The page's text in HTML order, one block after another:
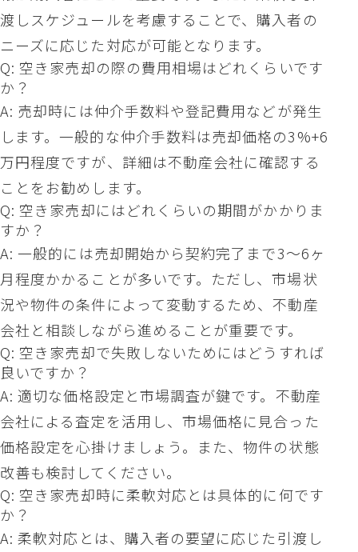
渡しスケジュールを考慮することで、購入者の
ニーズに応じた対応が可能となります。
Q: 空き家売却の際の費用相場はどれくらいです
か？
A: 売却時には仲介手数料や登記費用などが発生
します。一般的な仲介手数料は売却価格の3%+6
万円程度ですが、詳細は不動産会社に確認する
ことをお勧めします。
Q: 空き家売却にはどれくらいの期間がかかりま
すか？
A: 一般的には売却開始から契約完了まで3〜6ヶ
月程度かかることが多いです。ただし、市場状
況や物件の条件によって変動するため、不動産
会社と相談しながら進めることが重要です。
Q: 空き家売却で失敗しないためにはどうすれば
良いですか？
A: 適切な価格設定と市場調査が鍵です。不動産
会社による査定を活用し、市場価格に見合った
価格設定を心掛けましょう。また、物件の状態
改善も検討してください。
Q: 空き家売却時に柔軟対応とは具体的に何です
か？
A: 柔軟対応とは、購入者の要望に応じた引渡し